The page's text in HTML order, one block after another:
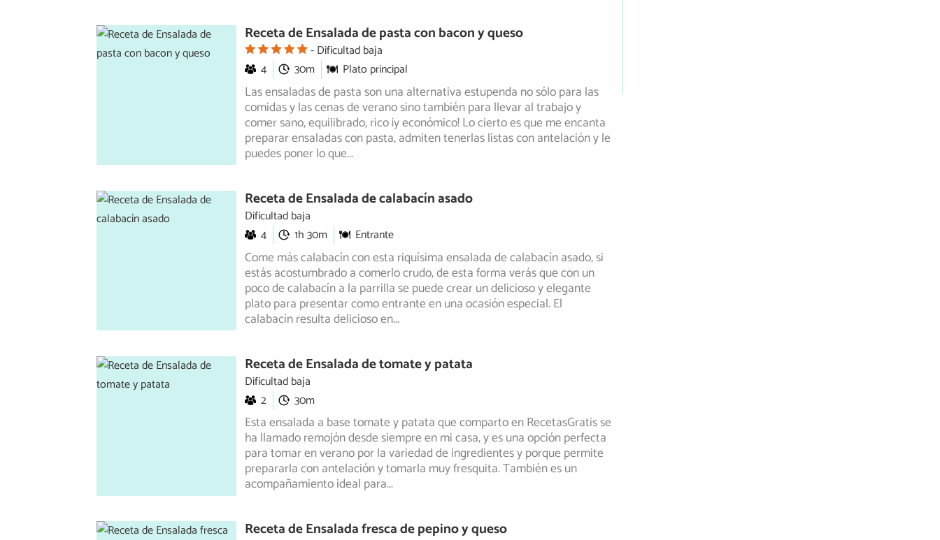
Receta de Ensalada de pasta con bacon y queso
Dificultad baja
4
30m Plato principal
Las ensaladas de pasta son una alternativa estupenda no sólo para las
comidas y las cenas de verano sino también para llevar al trabajo y
comersano, equilibrado, rico ¡y económico! Lo cierto es que me encanta
preparar ensaladas con pasta, admiten tenerlas listas con antelación y le
puedes poner lo que...
Receta de Ensalada de calabacín asado
Dificultad baja
4
1h 30m Entrante
Come más calabacín con esta riquísima ensalada de calabacín asado, si
estás acostumbrado a comerlo crudo, de esta forma verás que con un
pocode calabacín a la parrilla se puede crear un delicioso y elegante
plato para presentar como entrante en una ocasión especial. El
calabacín resulta delicioso en...
Receta de Ensalada de tomate y patata
Dificultad baja
2
30m
Esta ensalada a base tomate y patata que comparto en RecetasGratis se
ha llamado remojón desde siempre en mi casa, y es una opción perfecta
para tomar en verano por la variedad de ingredientes y porque permite
prepararla con antelación y tomarla muy fresquita. También es un
acompañamiento ideal para...
Receta de Ensalada fresca de pepino y queso